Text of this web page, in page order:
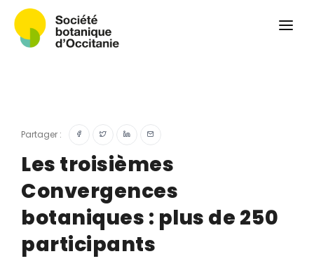
Herbier PCPR
Ressources
Actualités et calendrier
Contact
Partager :
Les troisièmes
Convergences
botaniques : plus de 250
participants